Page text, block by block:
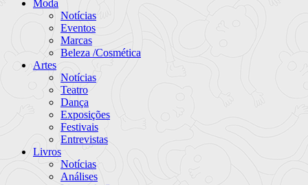
Moda
Notícias
Eventos
Marcas
Beleza /Cosmética
Artes
Notícias
Teatro
Dança
Exposições
Festivais
Entrevistas
Livros
Notícias
Análises